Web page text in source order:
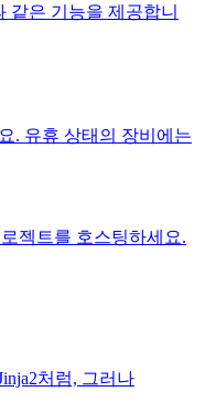
같은 기능을 제공합니
. 유휴 상태의 장비에는
로젝트를 호스팅하세요.
처럼, 그러나